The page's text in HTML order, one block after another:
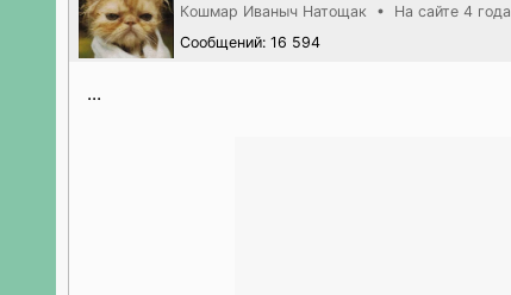
Кошмар Иваныч Натощак • На сайте 4 года
Сообщений: 16 594
...